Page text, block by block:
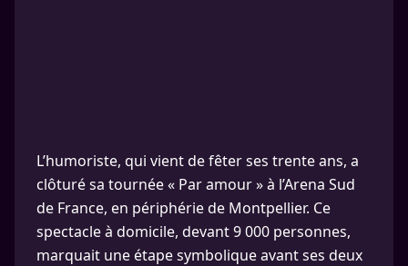
L’humoriste, qui vient de fêter ses trente ans, a
clôturé sa tournée « Par amour » à l’Arena Sud
de France, en périphérie de Montpellier. Ce
spectacle à domicile, devant 9 000 personnes,
marquait une étape symbolique avant ses deux